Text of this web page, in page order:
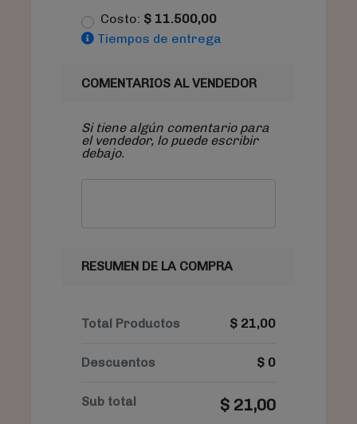
Costo: $ 11.500,00
Tiempos de entrega
COMENTARIOS AL VENDEDOR
Si tiene algún comentario para
el vendedor, lo puede escribir
debajo.
RESUMEN DE LA COMPRA
Total Productos $ 21,00
Descuentos $ 0
Sub total $ 21,00